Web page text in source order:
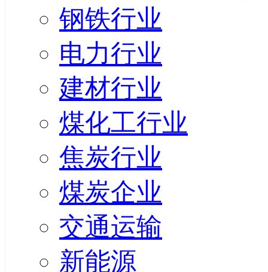
钢铁行业
电力行业
建材行业
煤化工行业
焦炭行业
煤炭企业
交通运输
新能源